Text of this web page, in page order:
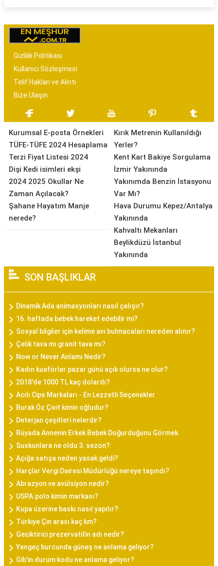
Gizlilik Politikası
Kullanıcı Sözleşmesi
Telif Hakları ve Alıntı
Bize Ulaşın
Kurumsal E-posta Örnekleri
TÜFE-TÜFE 2024 Hesaplama
Terzi Fiyat Listesi 2024
Dişi Kedi isimleri ekşi
2024 2025 Okullar Ne
Zaman Açılacak?
Şahane Hayatım Manje
nerede?
Kırık Metrenin Kullanıldığı
Yerler?
Kent Kart Bakiye Sorgulama
İzmir Yakınında
Yakınımda Benzin İstasyonu
Var Mı?
Hava Durumu Kepez/Antalya
Yakınında
Kahvaltı Mekanları
Beylikdüzü İstanbul
Yakınında
SON BAŞLIKLAR
Dinamik Ada animasyonları nasıl çalışır?
16. haftada bebek hareket edebilir mi?
Sosyal bilgiler için kelime avı bulmacaları nereden alınır?
Çelik tava mı granit tava mı?
Now or Never Anlamı Nedir?
Kadın kuaförler pazar günü açık olursa ne olur?
2018'de 1000 TL kaç dolardı?
Acılı Cips Markaları - En Lezzetli Seçenekler
Burak Öz Çivit kimin oğludur?
Deterjan çeşitleri nelerdir?
Rüyada Annenin Erkek Bebek Doğurduğunu Görmek
Suskunlara ne oldu 3. sezon?
Açığa satışa neden yasak geldi?
Harçlar Vergi Dairesi Müdürlüğü nereye taşındı?
Abrazyon ve avülsiyon nedir?
USPA.polo kimin markası?
Kupa üzerine baskı nasıl yapılır?
Türkiye Çin arası kaç km?
Geciktirici prezervatifin adı nedir?
Yengeç burcunda güneş ne anlama geliyor?
Gib'in durum kodu ne anlama geliyor?